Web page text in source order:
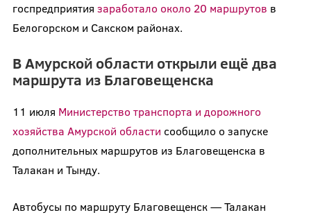
госпредприятия заработало около 20 маршрутов в
Белогорском и Сакском районах.
В Амурской области открыли ещё два
маршрута из Благовещенска
11 июля Министерство транспорта и дорожного
хозяйства Амурской области сообщило о запуске
дополнительных маршрутов из Благовещенска в
Талакан и Тынду.
Автобусы по маршруту Благовещенск — Талакан